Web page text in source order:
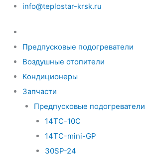
info@teplostar-krsk.ru
Предпусковые подогреватели
Воздушные отопители
Кондиционеры
Запчасти
Предпусковые подогреватели
14ТС-10С
14ТС-mini-GP
30SP-24